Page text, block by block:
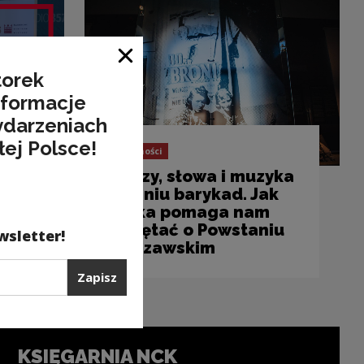
Aktualności
Obrazy, słowa i muzyka
w cieniu barykad. Jak
sztuka pomaga nam
pamiętać o Powstaniu
Warszawskim
KSIĘGARNIA NCK
Zamknij okno
Polsce!
Zapisz